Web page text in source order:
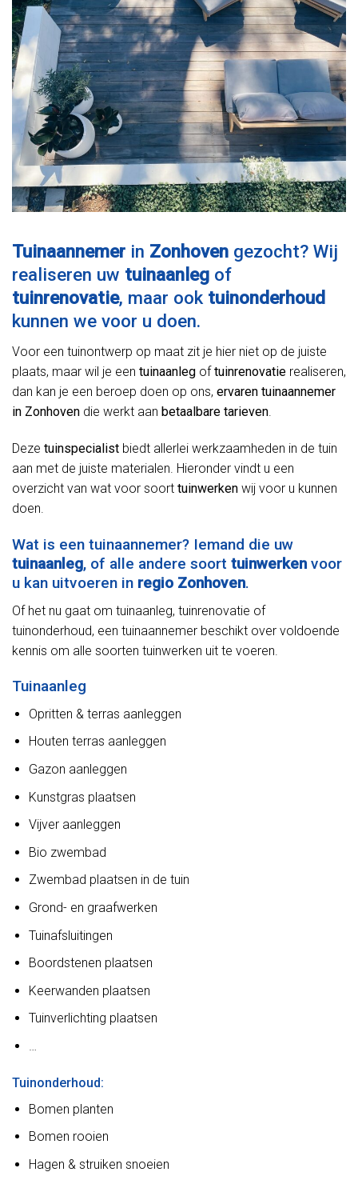
Tuinaannemer in Zonhoven gezocht? Wij
realiseren uw tuinaanleg of
tuinrenovatie, maar ook tuinonderhoud
kunnen we voor u doen.
Voor een tuinontwerp op maat zit je hier niet op de juiste
plaats, maar wil je een tuinaanleg of tuinrenovatie realiseren,
dan kan je een beroep doen op ons, ervaren tuinaannemer
in Zonhoven die werkt aan betaalbare tarieven.
Deze tuinspecialist biedt allerlei werkzaamheden in de tuin
aan met de juiste materialen. Hieronder vindt u een
overzicht van wat voor soort tuinwerken wij voor u kunnen
doen.
Wat is een tuinaannemer? Iemand die uw
tuinaanleg, of alle andere soort tuinwerken voor
u kan uitvoeren in regio Zonhoven.
Of het nu gaat om tuinaanleg, tuinrenovatie of
tuinonderhoud, een tuinaannemer beschikt over voldoende
kennis om alle soorten tuinwerken uit te voeren.
Tuinaanleg
Opritten & terras aanleggen
Houten terras aanleggen
Gazon aanleggen
Kunstgras plaatsen
Vijver aanleggen
Bio zwembad
Zwembad plaatsen in de tuin
Grond- en graafwerken
Tuinafsluitingen
Boordstenen plaatsen
Keerwanden plaatsen
Tuinverlichting plaatsen
…
Tuinonderhoud:
Bomen planten
Bomen rooien
Hagen & struiken snoeien